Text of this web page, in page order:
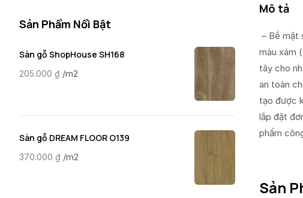
Mô tả
– Bề mặt
màu xám
tây cho
an toàn
tạo được
lắp đặt
phẩm
Sản
Sản Phẩm Nổi Bật
Sàn gỗ ShopHouse SH168
205.000 ₫ /m2
Sàn gỗ DREAM FLOOR O139
370.000 ₫ /m2